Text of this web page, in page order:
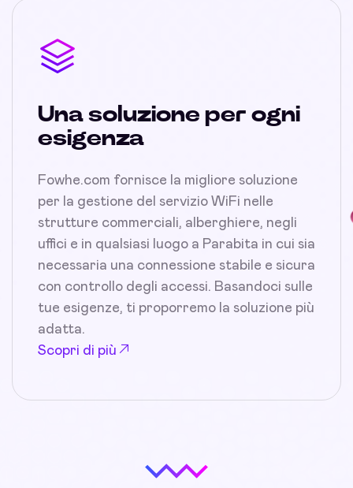
Una soluzione per ogni
esigenza
Fowhe.com fornisce la migliore soluzione
per la gestione del servizio WiFi nelle
strutture commerciali, alberghiere, negli
uffici e in qualsiasi luogo a Parabita in cui sia
necessaria una connessione stabile e sicura
con controllo degli accessi. Basandoci sulle
tue esigenze, ti proporremo la soluzione più
adatta.
Scopri di più